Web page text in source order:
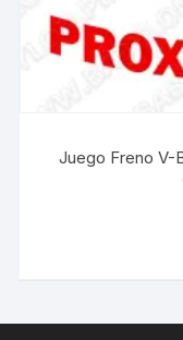
Juego Freno V-